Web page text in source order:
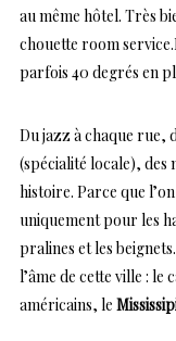
au même hôtel. Très
chouette room
parfois 40 degrés en
Du jazz à chaque rue,
(spécialité locale), des
histoire. Parce que
uniquement pour les
pralines et les
l’âme de cette ville : le
américains, le